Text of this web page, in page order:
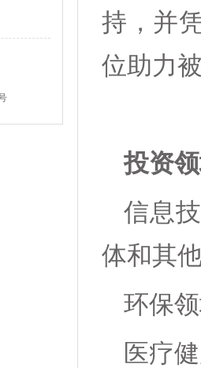
持，并
位助力
投资
信息
体和其
环保
医疗